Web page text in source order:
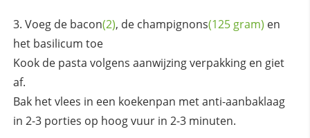
Voeg de bacon(2), de champignons(125 gram) en
het basilicum toe
Kook de pasta volgens aanwijzing verpakking en giet
af.
Bak het vlees in een koekenpan met anti-aanbaklaag
in 2-3 porties op hoog vuur in 2-3 minuten.